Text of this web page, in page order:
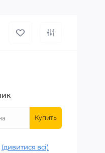
Купить
(дивитися всі)